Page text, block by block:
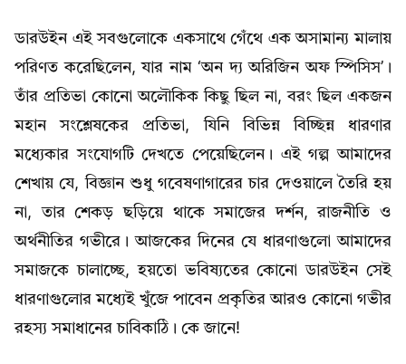
ডারউইন এই সবগুলোকে একসাথে গেঁথে এক অসামান্য মালায়
পরিণত করেছিলেন, যার নাম ‘অন দ্য অরিজিন অফ স্পিসিস’।
তাঁর প্রতিভা কোনো অলৌকিক কিছু ছিল না, বরং ছিল একজন
মহান সংশ্লেষকের প্রতিভা, যিনি বিভিন্ন বিচ্ছিন্ন ধারণার
মধ্যেকার সংযোগটি দেখতে পেয়েছিলেন। এই গল্প আমাদের
শেখায় যে, বিজ্ঞান শুধু গবেষণাগারের চার দেওয়ালে তৈরি হয়
না, তার শেকড় ছড়িয়ে থাকে সমাজের দর্শন, রাজনীতি ও
অর্থনীতির গভীরে। আজকের দিনের যে ধারণাগুলো আমাদের
সমাজকে চালাচ্ছে, হয়তো ভবিষ্যতের কোনো ডারউইন সেই
ধারণাগুলোর মধ্যেই খুঁজে পাবেন প্রকৃতির আরও কোনো গভীর
রহস্য সমাধানের চাবিকাঠি। কে জানে!